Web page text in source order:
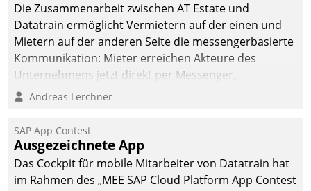
Die Zusammenarbeit zwischen AT Estate und
Datatrain ermöglicht Vermietern auf der einen und
Mietern auf der anderen Seite die messengerbasierte
Kommunikation: Mieter erreichen Akteure des
Unternehmens jetzt direkt per Messenger,
Mitarbeiter oder Dienstleister empfangen oder
Andreas Lerchner
SAP App Contest
Ausgezeichnete App
Das Cockpit für mobile Mitarbeiter von Datatrain hat
im Rahmen des „MEE SAP Cloud Platform App Contest